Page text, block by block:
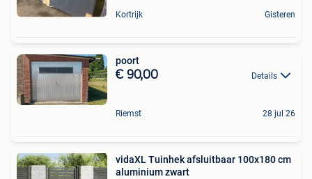
Kortrijk Gisteren
poort
€ 90,00 Details
Riemst 28 jul 26
vidaXL Tuinhek afsluitbaar 100x180 cm
aluminium zwart